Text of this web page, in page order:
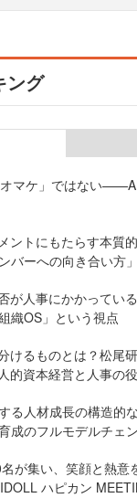
ング
マケ」ではない
ントにもたらす本質
バーへの向き合い方」
が人事にかかってい
織OS」という視点
けるものとは？松尾
的資本経営と人事の役
る人材成長の構造
成のフルモデルチェ
が集い、笑顔と熱意
ハピカン